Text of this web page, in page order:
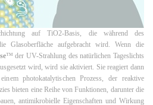
auf TiO2-Basis, die während des
Glasoberfläche aufgebracht wird. Wenn die
™ der UV-Strahlung des natürlichen Tageslichts
wird, wird sie aktiviert. Sie reagiert dann
photokatalytischen Prozess, der reaktive
bieten eine Reihe von Funktionen, darunter die
antimikrobielle Eigenschaften und Wirkung